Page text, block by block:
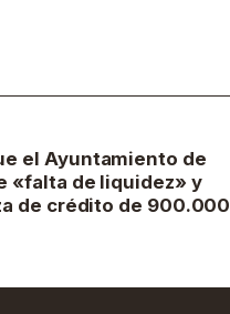
el Ayuntamiento de
«falta de liquidez» y
de crédito de 900.000